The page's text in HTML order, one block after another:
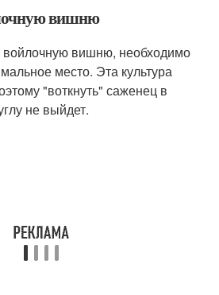
вишню
войлочную вишню, необходимо
место. Эта культура
"воткнуть" саженец в
не выйдет.